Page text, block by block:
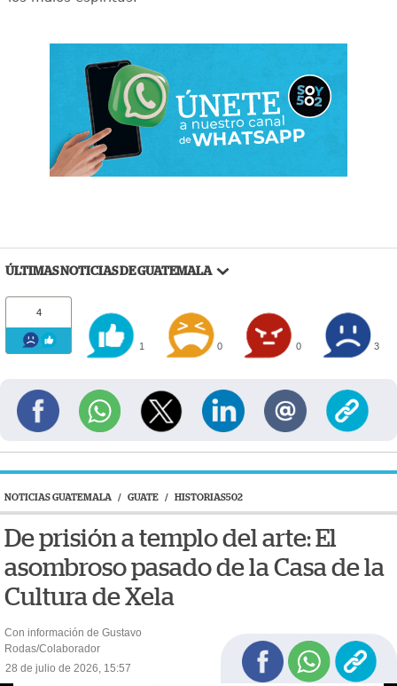
ÚLTIMAS NOTICIAS DE GUATEMALA
4
1 0 0 3
NOTICIAS GUATEMALA / GUATE / HISTORIAS502
De prisión a templo del arte: El
asombroso pasado de la Casa de la
Cultura de Xela
Con información de Gustavo
Rodas/Colaborador
28 de julio de 2026, 15:57